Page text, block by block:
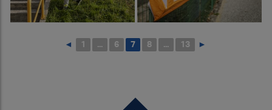
◄ 1 ... 6 7 8 ... 13 ►